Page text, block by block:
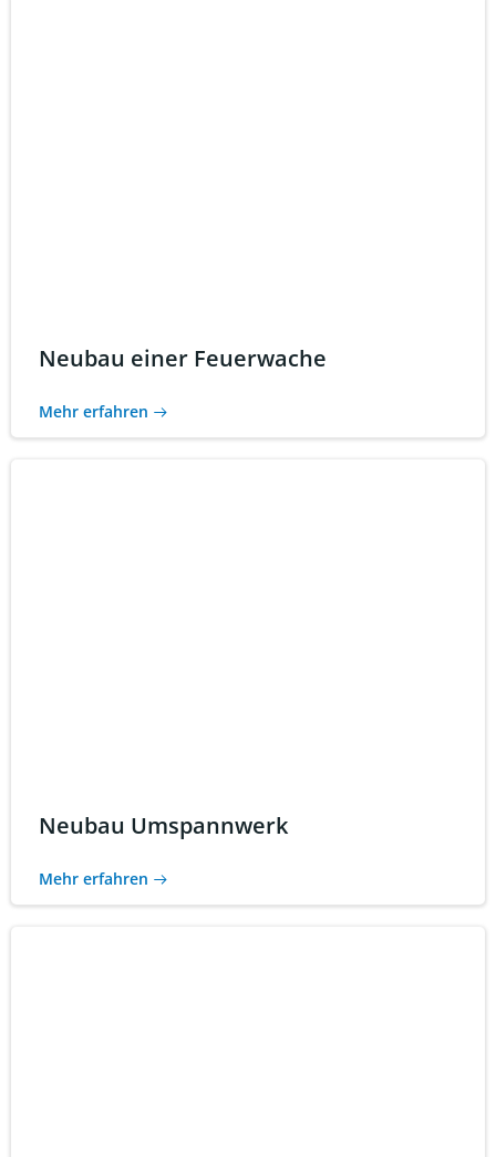
Neubau einer Feuerwache
Mehr erfahren
Neubau Umspannwerk
Mehr erfahren